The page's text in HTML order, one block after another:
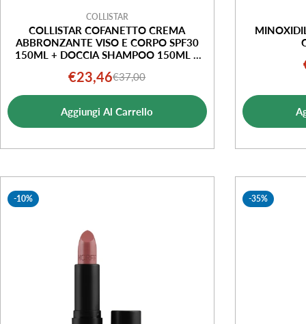
COLLISTAR
COLLISTAR COFANETTO CREMA
ABBRONZANTE VISO E CORPO SPF30
150ML + DOCCIA SHAMPOO 150ML +
Prezzo
di
vendita
€23,46Prezzo
normale
€37,00
Aggiungi Al Carrello
-10% -35%